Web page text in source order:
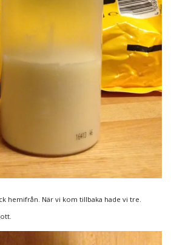
hemifrån. När vi kom tillbaka hade vi tre.